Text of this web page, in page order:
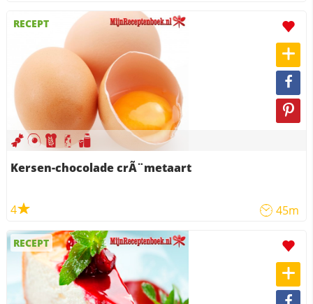
RECEPT
Kersen-chocolade crÃ¨metaart
4 45m
RECEPT